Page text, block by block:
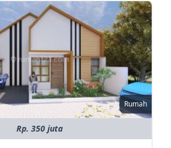
Rumah
Rp. 350 juta